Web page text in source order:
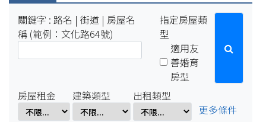
關鍵字 : 路名 | 街道 | 房屋名
稱 (範例：文化路64號)
指定房屋類
型
適用友
善婚育
房型
房屋租金
建築類型
出租類型
更多條件